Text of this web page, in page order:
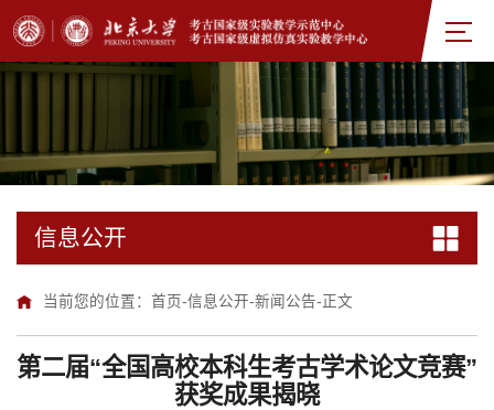
信息公开
当前您的位置： 首页-信息公开-新闻公告- 正文
第二届“全国高校本科生考古学术论文竞赛”
获奖成果揭晓